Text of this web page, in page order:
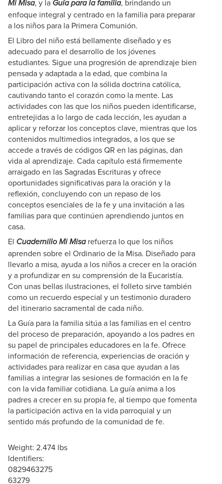
Mi Misa, y la Guía para la familia, brindando un
enfoque integral y centrado en la familia para preparar
a los niños para la Primera Comunión.
El Libro del niño está bellamente diseñado y es
adecuado para el desarrollo de los jóvenes
estudiantes. Sigue una progresión de aprendizaje bien
pensada y adaptada a la edad, que combina la
participación activa con la sólida doctrina católica,
cautivando tanto el corazón como la mente. Las
actividades con las que los niños pueden identificarse,
entretejidas a lo largo de cada lección, les ayudan a
aplicar y reforzar los conceptos clave, mientras que los
contenidos multimedios integrados, a los que se
accede a través de códigos QR en las páginas, dan
vida al aprendizaje. Cada capítulo está firmemente
arraigado en las Sagradas Escrituras y ofrece
oportunidades significativas para la oración y la
reflexión, concluyendo con un repaso de los
conceptos esenciales de la fe y una invitación a las
familias para que continúen aprendiendo juntos en
casa.
El Cuadernillo Mi Misarefuerza lo que los niños
aprenden sobre el Ordinario de la Misa. Diseñado para
llevarlo a misa, ayuda a los niños a crecer en la oración
y a profundizar en su comprensión de la Eucaristía.
Con unas bellas ilustraciones, el folleto sirve también
como un recuerdo especial y un testimonio duradero
del itinerario sacramental de cada niño.
La Guía para la familia sitúa a las familias en el centro
del proceso de preparación, apoyando a los padres en
su papel de principales educadores en la fe. Ofrece
información de referencia, experiencias de oración y
actividades para realizar en casa que ayudan a las
familias a integrar las sesiones de formación en la fe
con la vida familiar cotidiana. La guía anima a los
padres a crecer en su propia fe, al tiempo que fomenta
la participación activa en la vida parroquial y un
sentido más profundo de la comunidad de fe.
Weight: 2.474 lbs
Identifiers:
0829463275
63279